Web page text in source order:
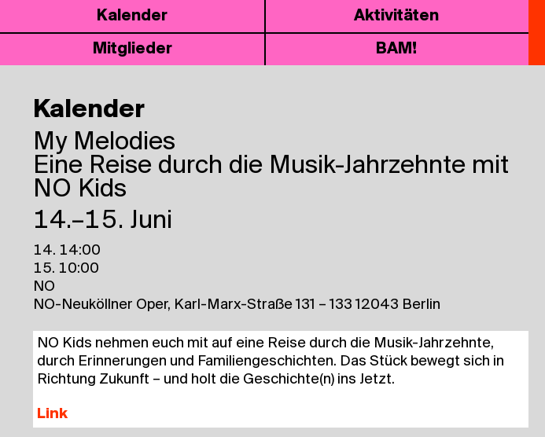
Kalen­der
Akti­vi­tä­ten
Mit­glie­der
BAM!
Kalender
My Melo­dies
Eine Reise durch die Musik-Jahrzehnte mit
NO Kids
14.–15. Juni
14. 14:00
15. 10:00
NO
NO-Neuköllner Oper, Karl-Marx-Straße 131 – 133 12043 Berlin
NO Kids neh­men euch mit auf eine Rei­se durch die Musik-Jahr­zehn­te,
durch Erin­ne­run­gen und Fami­li­en­ge­schich­ten. Das Stück bewegt sich in
Rich­tung Zukunft – und holt die Geschichte(n) ins Jetzt.
Link